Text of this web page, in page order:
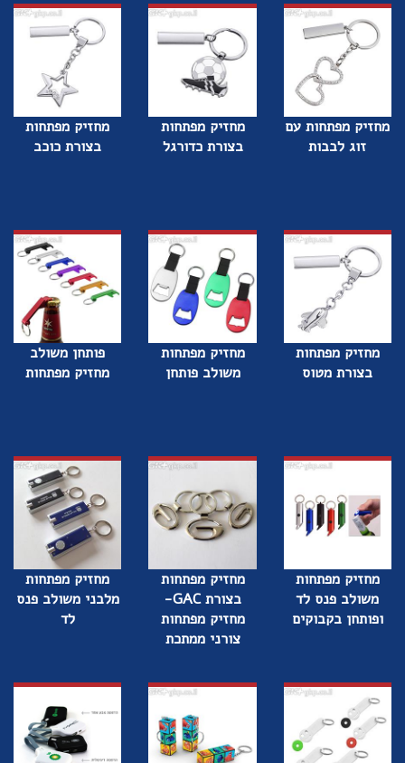
מחזיק מפתחות עם
זוג לבבות
מחזיק מפתחות
בצורת כדורגל
מחזיק מפתחות
בצורת כוכב
מחזיק מפתחות
בצורת מטוס
מחזיק מפתחות
משולב פותחן
פותחן משולב
מחזיק מפתחות
מחזיק מפתחות
משולב פנס לד
ופותחן בקבוקים
מחזיק מפתחות
בצורת GAC-
מחזיק מפתחות
צורני ממתכת
מחזיק מפתחות
מלבני משולב פנס
לד